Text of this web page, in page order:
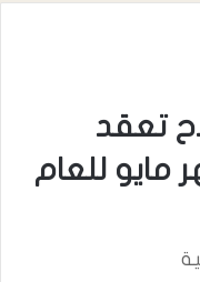
تعقد
مايو للعام